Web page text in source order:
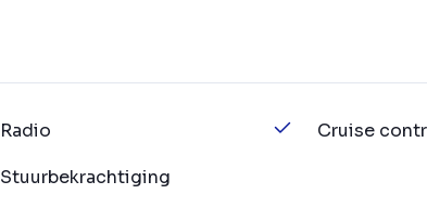
Radio
Stuurbekrachtiging
Cruise